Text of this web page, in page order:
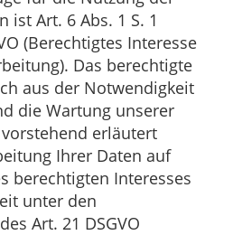
ist Art. 6 Abs. 1 S. 1
(Berechtigtes Interesse
Das berechtigte
aus der Notwendigkeit
die Wartung unserer
erläutert
Ihrer Daten auf
berechtigten Interesses
unter den
Art. 21 DSGVO